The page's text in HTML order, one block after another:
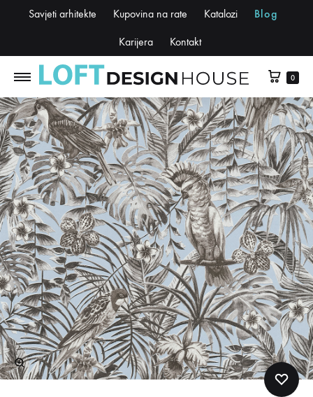
Savjeti arhitekte Kupovina na rate Katalozi Blog
Karijera Kontakt
0